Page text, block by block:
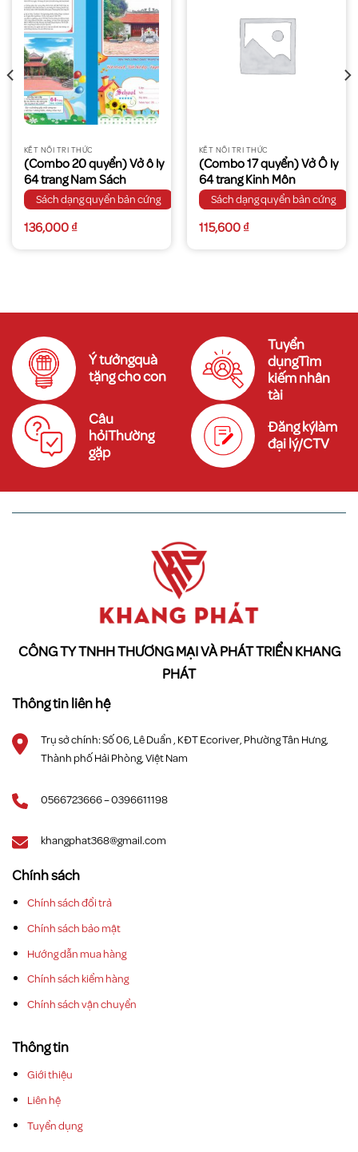
KẾT NỐI TRI THỨC
(Combo 20 quyển) Vở ô ly
64 trang Nam Sách
Sách dạng quyển bản cứng
136,000₫
KẾT NỐI TRI THỨC
(Combo 17 quyển) Vở Ô ly
64 trang Kinh Môn
Sách dạng quyển bản cứng
115,600₫
Ý tưởngquà
tặng cho con
Tuyển
dụngTìm
kiếm nhân
tài
Câu
hỏiThường
gặp
Đăng kýlàm
đại lý/CTV
CÔNG TY TNHH THƯƠNG MẠI VÀ PHÁT TRIỂN KHANG
PHÁT
Thông tin liên hệ
Trụ sở chính: Số 06, Lê Duẩn , KĐT Ecoriver, Phường Tân Hưng,
Thành phố Hải Phòng, Việt Nam
0566723666 – 0396611198
khangphat368@gmail.com
Chính sách
Chính sách đổi trả
Chính sách bảo mật
Hướng dẫn mua hàng
Chính sách kiểm hàng
Chính sách vận chuyển
Thông tin
Giới thiệu
Liên hệ
Tuyển dụng